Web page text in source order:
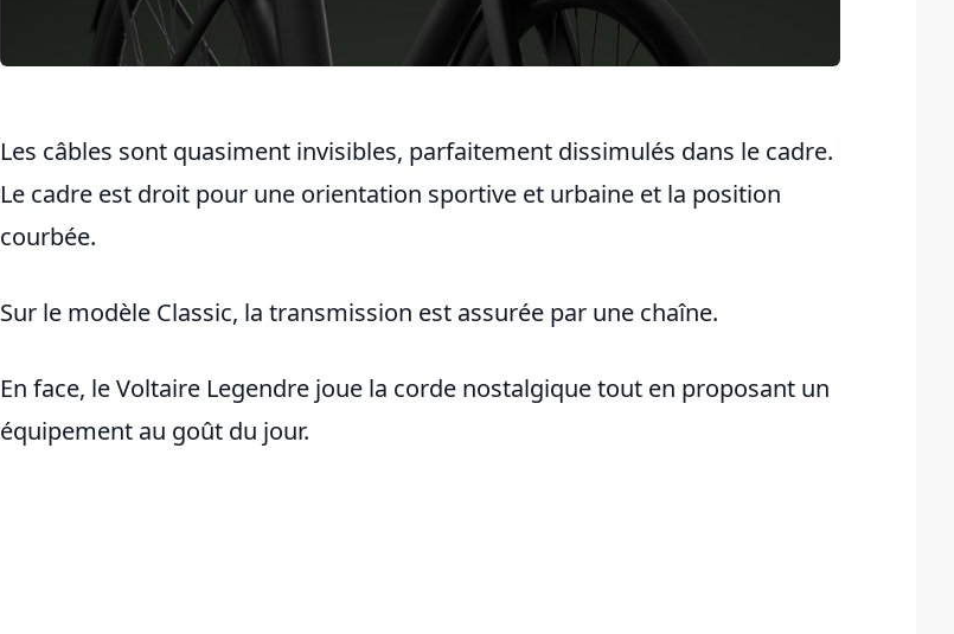
Les câbles sont quasiment invisibles, parfaitement dissimulés dans le cadre.
Le cadre est droit pour une orientation sportive et urbaine et la position
courbée.
Sur le modèle Classic, la transmission est assurée par une chaîne.
En face, le Voltaire Legendre joue la corde nostalgique tout en proposant un
équipement au goût du jour.